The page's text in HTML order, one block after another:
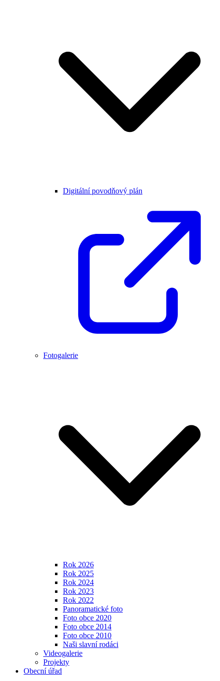
Digitální povodňový plán
Fotogalerie
Rok 2026
Rok 2025
Rok 2024
Rok 2023
Rok 2022
Panoramatické foto
Foto obce 2020
Foto obce 2014
Foto obce 2010
Naši slavní rodáci
Videogalerie
Projekty
Obecní úřad